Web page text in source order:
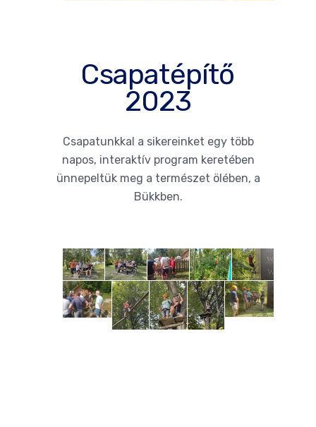
Csapatépítő
2023
Csapatunkkal a sikereinket egy több
napos, interaktív program keretében
ünnepeltük meg a természet ölében, a
Bükkben.